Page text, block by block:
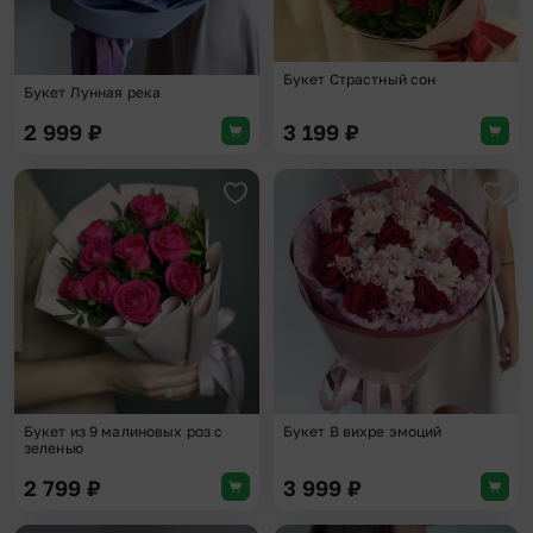
Букет Лунная река
2 999 ₽
Букет Страстный сон
3 199 ₽
Добавить в избранное
Букет из 9 малиновых роз с
зеленью
2 799 ₽
Букет В вихре эмоций
3 999 ₽